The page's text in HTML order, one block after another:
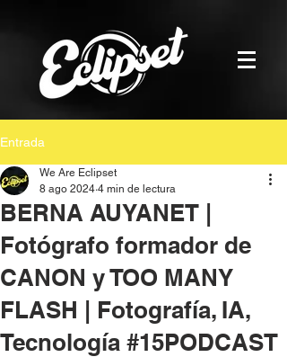
Entrada
BERNA AUYANET |
Fotógrafo formador de
CANON y TOO MANY
FLASH | Fotografía, IA,
Tecnología #15PODCAST
We Are Eclipset
8 ago 2024 4 min de lectura